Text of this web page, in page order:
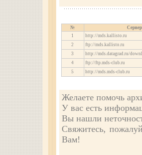
№
Сервер
1
http://mds.kallisto.ru
2
ftp://mds.kallisto.ru
3
http://mds.datagrad.ru/
4
ftp://ftp.mds-club.ru
5
http://mds.mds-club.ru
Желаете помочь
У вас есть
Вы нашли
Свяжитесь,
Вам!